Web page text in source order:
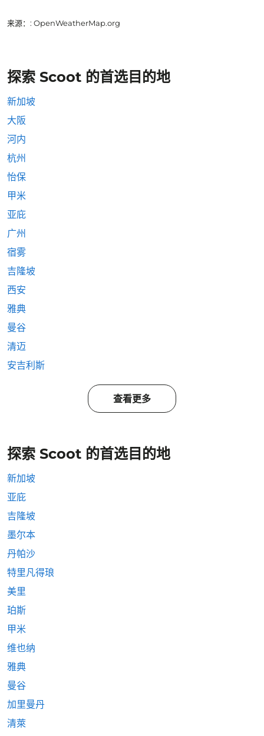
来源： : OpenWeatherMap.org
探索 Scoot 的首选目的地
新加坡
大阪
河内
杭州
怡保
甲米
亚庇
广州
宿雾
吉隆坡
西安
雅典
曼谷
清迈
安吉利斯
查看更多
探索 Scoot 的首选目的地
新加坡
亚庇
吉隆坡
墨尔本
丹帕沙
特里凡得琅
美里
珀斯
甲米
维也纳
雅典
曼谷
加里曼丹
清萊